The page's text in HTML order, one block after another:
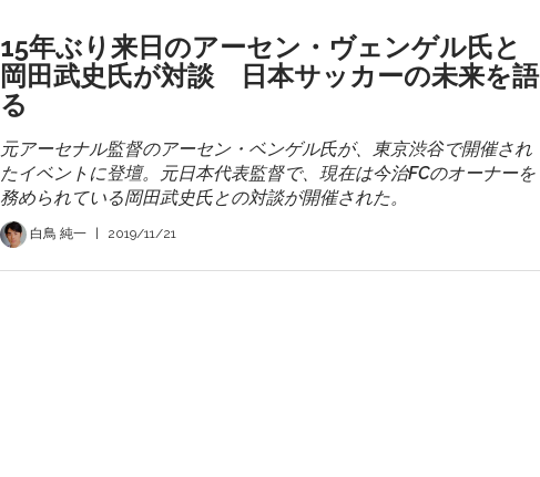
15年ぶり来日のアーセン・ヴェンゲル氏と
岡田武史氏が対談 日本サッカーの未来を語
る
元アーセナル監督のアーセン・ベンゲル氏が、東京渋谷で開催され
たイベントに登壇。元日本代表監督で、現在は今治FCのオーナーを
務められている岡田武史氏との対談が開催された。
白鳥 純一 2019/11/21